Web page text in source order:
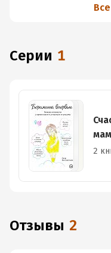
Серии 1
2
Отзывы 2